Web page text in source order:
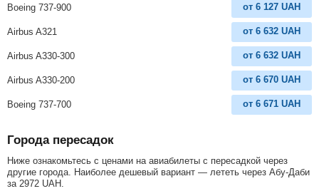
Boeing 737-900 от 6 127 UAH
Airbus A321 от 6 632 UAH
Airbus A330-300 от 6 632 UAH
Airbus A330-200 от 6 670 UAH
Boeing 737-700 от 6 671 UAH
Города пересадок
Ниже ознакомьтесь с ценами на авиабилеты с пересадкой через
другие города. Наиболее дешевый вариант — лететь через Абу-Даби
за 2972 UAH